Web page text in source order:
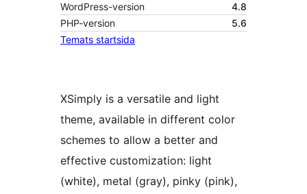
WordPress-version
4.8
PHP-version
5.6
Temats startsida
XSimply is a versatile and light
theme, available in different color
schemes to allow a better and
effective customization: light
(white), metal (gray), pinky (pink),